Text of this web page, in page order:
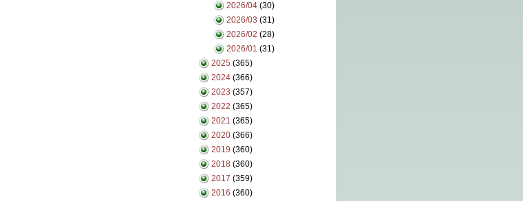
2026/04 (30)
2026/03 (31)
2026/02 (28)
2026/01 (31)
2025 (365)
2024 (366)
2023 (357)
2022 (365)
2021 (365)
2020 (366)
2019 (360)
2018 (360)
2017 (359)
2016 (360)